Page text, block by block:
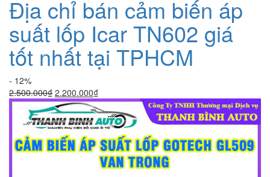
Địa chỉ bán cảm biến áp
suất lốp Icar TN602 giá
tốt nhất tại TPHCM
- 12%
2.500.000₫ Giá
gốc
là:
2.500.000₫.
2.200.000₫Giá
hiện
tại
là:
2.200.000₫.